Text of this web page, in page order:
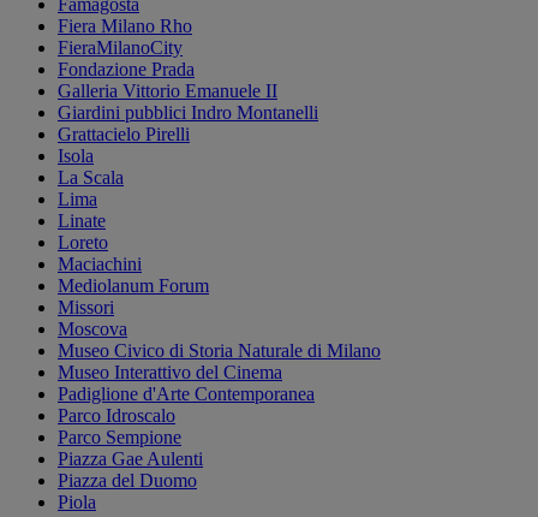
Fiera Milano Rho
FieraMilanoCity
Fondazione Prada
Galleria Vittorio Emanuele II
Giardini pubblici Indro Montanelli
Grattacielo Pirelli
Isola
La Scala
Lima
Linate
Loreto
Maciachini
Mediolanum Forum
Missori
Moscova
Museo Civico di Storia Naturale di Milano
Museo Interattivo del Cinema
Padiglione d'Arte Contemporanea
Parco Idroscalo
Parco Sempione
Piazza Gae Aulenti
Piazza del Duomo
Piola